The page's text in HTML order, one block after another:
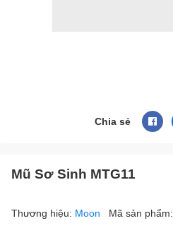
Chia sẻ
Mũ Sơ Sinh MTG11
Thương hiệu: Moon Mã sản phẩm: